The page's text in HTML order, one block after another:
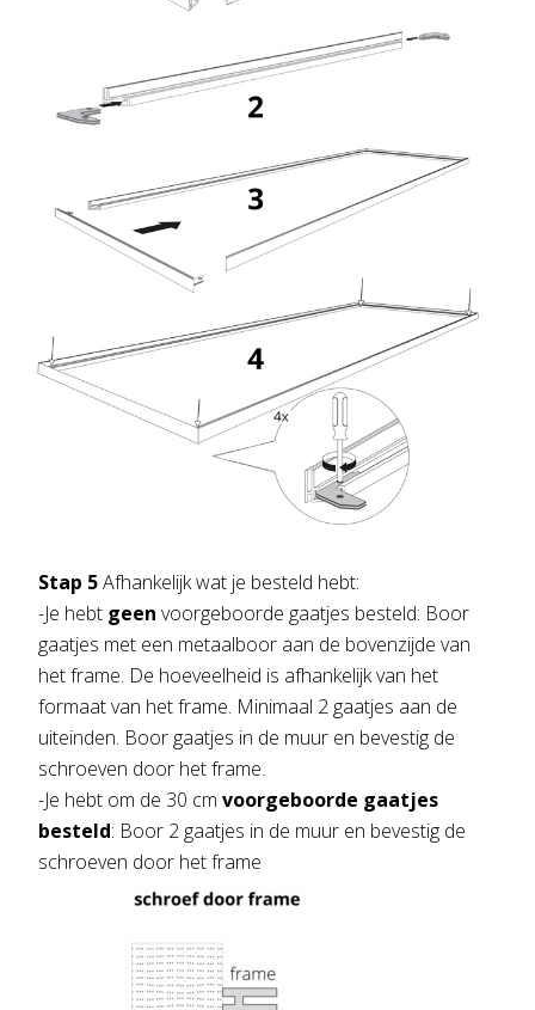
Stap 5Afhankelijk wat je besteld hebt:
-Je hebt geen voorgeboorde gaatjes besteld: Boor
gaatjes met een metaalboor aan de bovenzijde van
het frame. De hoeveelheid is afhankelijk van het
formaat van het frame. Minimaal 2 gaatjes aan de
uiteinden. Boor gaatjes in de muur en bevestig de
schroeven door het frame.
-Je hebt om de 30 cm voorgeboorde gaatjes
besteld: Boor 2 gaatjes in de muur en bevestig de
schroeven door het frame